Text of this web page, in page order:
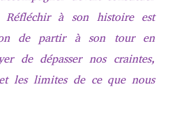
Réfléchir à son histoire est
de partir à son tour en
de dépasser nos craintes,
les limites de ce que nous